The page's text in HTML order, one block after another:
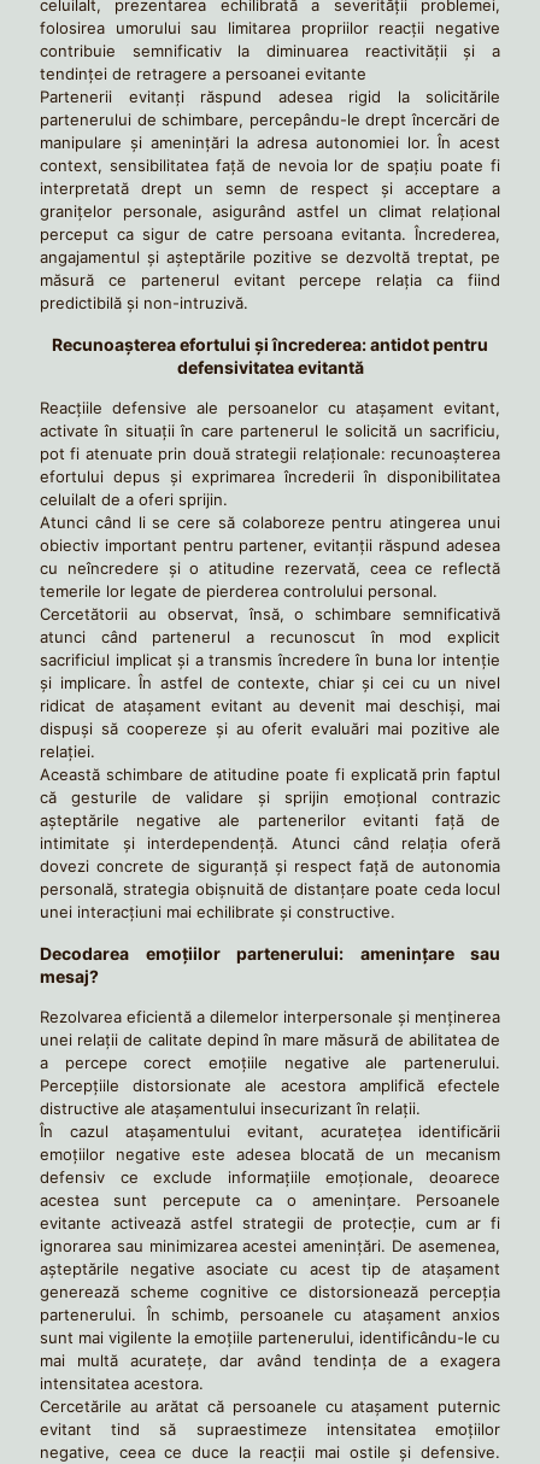
celuilalt, prezentarea echilibrată a severității problemei,
folosirea umorului sau limitarea propriilor reacții negative
contribuie semnificativ la diminuarea reactivității și a
tendinței de retragere a persoanei evitante
Partenerii evitanţi răspund adesea rigid la solicitările
partenerului de schimbare, percepându-le drept încercări de
manipulare şi amenințări la adresa autonomiei lor. În acest
context, sensibilitatea față de nevoia lor de spațiu poate fi
interpretată drept un semn de respect și acceptare a
granițelor personale, asigurând astfel un climat relațional
perceput ca sigur de catre persoana evitanta. Încrederea,
angajamentul și așteptările pozitive se dezvoltă treptat, pe
măsură ce partenerul evitant percepe relația ca fiind
predictibilă și non-intruzivă.
Recunoașterea efortului și încrederea: antidot pentru
defensivitatea evitantă
Reacțiile defensive ale persoanelor cu atașament evitant,
activate în situații în care partenerul le solicită un sacrificiu,
pot fi atenuate prin două strategii relaționale: recunoașterea
efortului depus și exprimarea încrederii în disponibilitatea
celuilalt de a oferi sprijin.
Atunci când li se cere să colaboreze pentru atingerea unui
obiectiv important pentru partener, evitanţii răspund adesea
cu neîncredere și o atitudine rezervată, ceea ce reflectă
temerile lor legate de pierderea controlului personal.
Cercetătorii au observat, însă, o schimbare semnificativă
atunci când partenerul a recunoscut în mod explicit
sacrificiul implicat și a transmis încredere în buna lor intenție
și implicare. În astfel de contexte, chiar și cei cu un nivel
ridicat de atașament evitant au devenit mai deschiși, mai
dispuși să coopereze și au oferit evaluări mai pozitive ale
relației.
Această schimbare de atitudine poate fi explicată prin faptul
că gesturile de validare și sprijin emoțional contrazic
așteptările negative ale partenerilor evitanti față de
intimitate și interdependență. Atunci când relația oferă
dovezi concrete de siguranță și respect față de autonomia
personală, strategia obișnuită de distanțare poate ceda locul
unei interacțiuni mai echilibrate și constructive.
Decodarea emoțiilor partenerului: amenințare sau
mesaj?
Rezolvarea eficientă a dilemelor interpersonale și menținerea
unei relații de calitate depind în mare măsură de abilitatea de
a percepe corect emoțiile negative ale partenerului.
Percepțiile distorsionate ale acestora amplifică efectele
distructive ale atașamentului insecurizant în relații.
În cazul atașamentului evitant, acuratețea identificării
emoțiilor negative este adesea blocată de un mecanism
defensiv ce exclude informațiile emoționale, deoarece
acestea sunt percepute ca o amenințare. Persoanele
evitante activează astfel strategii de protecție, cum ar fi
ignorarea sau minimizarea acestei amenințări. De asemenea,
așteptările negative asociate cu acest tip de atașament
generează scheme cognitive ce distorsionează percepția
partenerului. În schimb, persoanele cu atașament anxios
sunt mai vigilente la emoțiile partenerului, identificându-le cu
mai multă acuratețe, dar având tendința de a exagera
intensitatea acestora.
Cercetările au arătat că persoanele cu atașament puternic
evitant tind să supraestimeze intensitatea emoțiilor
negative, ceea ce duce la reacții mai ostile și defensive.